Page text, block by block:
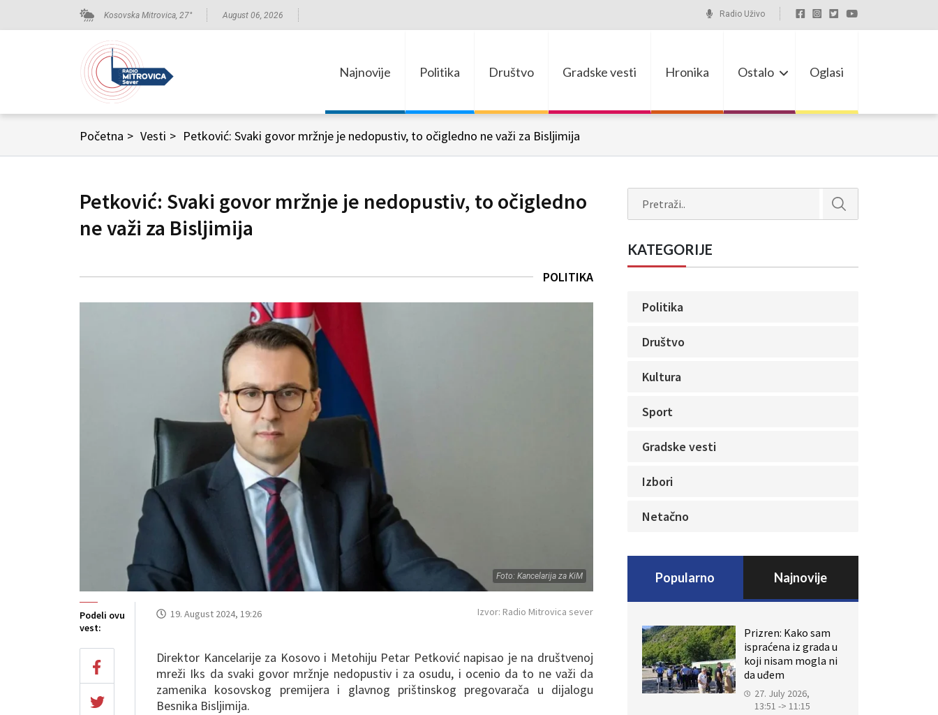
Kosovska Mitrovica, 27° August 06, 2026 Radio Uživo
Najnovije Politika Društvo Gradske vesti Hronika Ostalo Oglasi
Početna > Vesti > Petković: Svaki govor mržnje je nedopustiv, to očigledno ne važi za Bisljimija
Petković: Svaki govor mržnje je nedopustiv, to očigledno
ne važi za Bisljimija
POLITIKA
Foto: Kancelarija za KiM
Podeli ovu
vest:
19. August 2024, 19:26 Izvor: Radio Mitrovica sever
Direktor Kancelarije za Kosovo i Metohiju Petar Petković napisao je na društvenoj
mreži Iks da svaki govor mržnje nedopustiv i za osudu, i ocenio da to ne važi da
zamenika kosovskog premijera i glavnog prištinskog pregovarača u dijalogu
Besnika Bisljimija.
KATEGORIJE
Politika
Društvo
Kultura
Sport
Gradske vesti
Izbori
Netačno
Popularno Najnovije
Prizren: Kako sam
ispraćena iz grada u
koji nisam mogla ni
da uđem
27. July 2026,
13:51 -> 11:15